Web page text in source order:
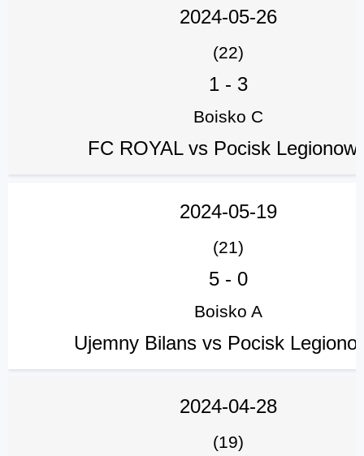
2024-05-26
(22)
1- 3
Boisko C
FC ROYAL vs Pocisk
2024-05-19
(21)
5- 0
Boisko A
Ujemny Bilans vs Pocisk
2024-04-28
(19)